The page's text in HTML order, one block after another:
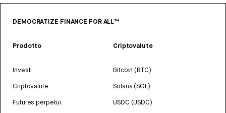
DEMOCRATIZE FINANCE FOR ALL™
Prodotto
Investi
Criptovalute
Futures perpetui
Criptovalute
Bitcoin (BTC)
Solana (SOL)
USDC (USDC)